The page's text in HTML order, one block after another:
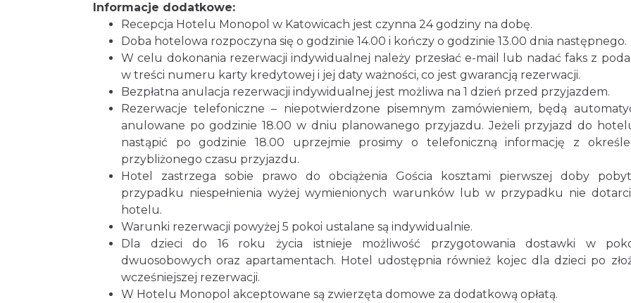
Informacje dodatkowe:
Recepcja Hotelu Monopol w Katowicach jest czynna 24 godziny na dobę.
Doba hotelowa rozpoczyna się o godzinie 14.00 i kończy o godzinie 13.00 dnia następnego.
W celu dokonania rezerwacji indywidualnej należy przesłać e-mail lub nadać faks z
w treści numeru karty kredytowej i jej daty ważności, co jest gwarancją rezerwacji.
Bezpłatna anulacja rezerwacji indywidualnej jest możliwa na 1 dzień przed przyjazdem.
Rezerwacje telefoniczne – niepotwierdzone pisemnym zamówieniem, będą
anulowane po godzinie 18.00 w dniu planowanego przyjazdu. Jeżeli przyjazd do
nastąpić po godzinie 18.00 uprzejmie prosimy o telefoniczną informację z
przybliżonego czasu przyjazdu.
Hotel zastrzega sobie prawo do obciążenia Gościa kosztami pierwszej doby
przypadku niespełnienia wyżej wymienionych warunków lub w przypadku nie
hotelu.
Warunki rezerwacji powyżej 5 pokoi ustalane są indywidualnie.
Dla dzieci do 16 roku życia istnieje możliwość przygotowania dostawki w
dwuosobowych oraz apartamentach. Hotel udostępnia również kojec dla dzieci po
wcześniejszej rezerwacji.
W Hotelu Monopol akceptowane są zwierzęta domowe za dodatkową opłatą.